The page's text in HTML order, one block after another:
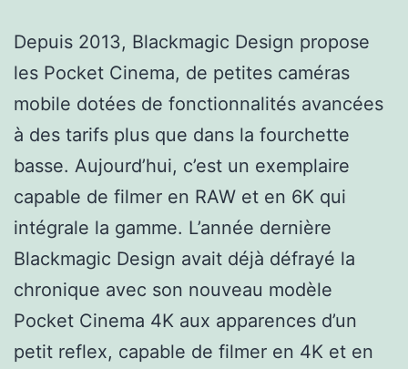
Depuis 2013, Blackmagic Design propose
les Pocket Cinema, de petites caméras
mobile dotées de fonctionnalités avancées
à des tarifs plus que dans la fourchette
basse. Aujourd’hui, c’est un exemplaire
capable de filmer en RAW et en 6K qui
intégrale la gamme. L’année dernière
Blackmagic Design avait déjà défrayé la
chronique avec son nouveau modèle
Pocket Cinema 4K aux apparences d’un
petit reflex, capable de filmer en 4K et en